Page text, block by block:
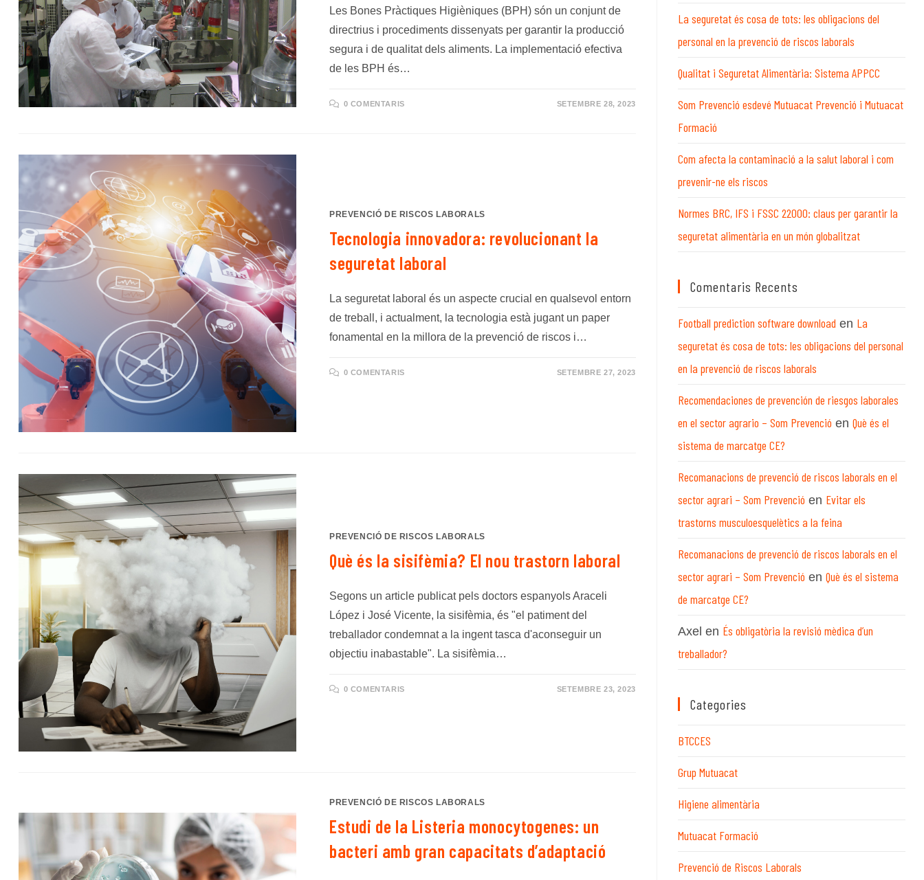
Les Bones Pràctiques Higièniques (BPH) són un conjunt de
directrius i procediments dissenyats per garantir la producció
segura i de qualitat dels aliments. La implementació efectiva
de les BPH és…
0 COMENTARIS SETEMBRE 28, 2023
PREVENCIÓ DE RISCOS LABORALS
Tecnologia innovadora: revolucionant la
seguretat laboral
La seguretat laboral és un aspecte crucial en qualsevol entorn
de treball, i actualment, la tecnologia està jugant un paper
fonamental en la millora de la prevenció de riscos i…
0 COMENTARIS SETEMBRE 27, 2023
PREVENCIÓ DE RISCOS LABORALS
Què és la sisifèmia? El nou trastorn laboral
Segons un article publicat pels doctors espanyols Araceli
López i José Vicente, la sisifèmia, és "el patiment del
treballador condemnat a la ingent tasca d'aconseguir un
objectiu inabastable". La sisifèmia…
0 COMENTARIS SETEMBRE 23, 2023
PREVENCIÓ DE RISCOS LABORALS
Estudi de la Listeria monocytogenes: un
bacteri amb gran capacitats d’adaptació
La seguretat és cosa de tots: les obligacions del
personal en la prevenció de riscos laborals
Qualitat i Seguretat Alimentària: Sistema APPCC
Som Prevenció esdevé Mutuacat Prevenció i Mutuacat
Formació
Com afecta la contaminació a la salut laboral i com
prevenir-ne els riscos
Normes BRC, IFS i FSSC 22000: claus per garantir la
seguretat alimentària en un món globalitzat
Comentaris Recents
Football prediction software download en La
seguretat és cosa de tots: les obligacions del personal
en la prevenció de riscos laborals
Recomendaciones de prevención de riesgos laborales
en el sector agrario – Som Prevenció en Què és el
sistema de marcatge CE?
Recomanacions de prevenció de riscos laborals en el
sector agrari – Som Prevenció en Evitar els
trastorns musculoesquelètics a la feina
Recomanacions de prevenció de riscos laborals en el
sector agrari – Som Prevenció en Què és el sistema
de marcatge CE?
Axel en És obligatòria la revisió mèdica d’un
treballador?
Categories
BTCCES
Grup Mutuacat
Higiene alimentària
Mutuacat Formació
Prevenció de Riscos Laborals